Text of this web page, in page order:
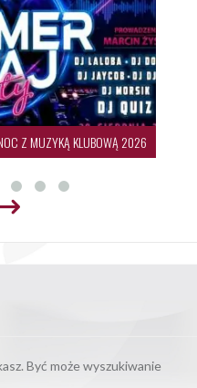
Z MUZYKĄ KLUBOWĄ 2026
Być może wyszukiwanie